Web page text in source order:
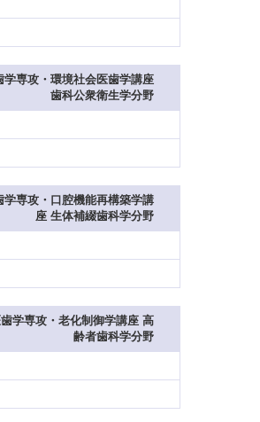
専攻・環境社会医歯学講座
歯科公衆衛生学分野
専攻・口腔機能再構築学講
座 生体補綴歯科学分野
学専攻・老化制御学講座 高
齢者歯科学分野